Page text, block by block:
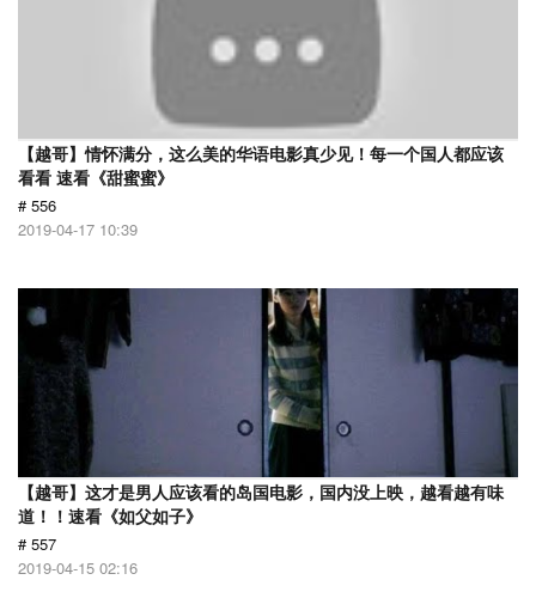
【越哥】情怀满分，这么美的华语电影真少见！每一个国人都应该
看看 速看《甜蜜蜜》
# 556
2019-04-17 10:39
【越哥】这才是男人应该看的岛国电影，国内没上映，越看越有味
道！！速看《如父如子》
# 557
2019-04-15 02:16